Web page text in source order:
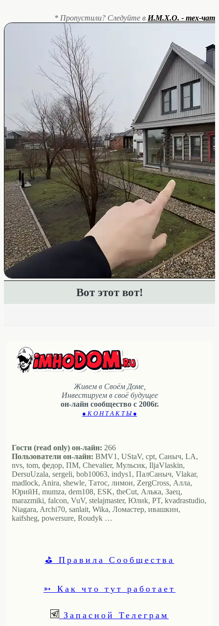
* Пропустили? Следуйте в И.М.Х.О. - тех-чат
Вот этот вот!
Живем в Своём Доме,
Инвестируем в своё будущее
он-лайн сообщество с 2006г.
● К О Н Т А К Т Ы ●
Гости (read only) он-лайн: 266
Пользователи он-лайн: BMV1, UStaV, cpt, Саныч, LA,
nvs, tom, федор, ПМ, Chevalier, Мульсик, IljaVlaskin,
DersuUzala, sergeli, bob10063, indys1, ПалСаныч, Vlakar,
madlock, Anira, shewle, Татос, лимон, ZergCross, Алла,
ЮрийН, mumza, dem108, ESK, theCut, Алька, Заец,
marazmiki, falcon, VuV, stelajmaster, Юлиk, PT, kvadrastudio,
Niagara, Archi70, sanlait, Wika, Ломастер, ивашкин,
kaifsheg, powersure, Roudyk …
⛳ Правила Сообщества
➳ Как что тут работает
Запасной Телеграм